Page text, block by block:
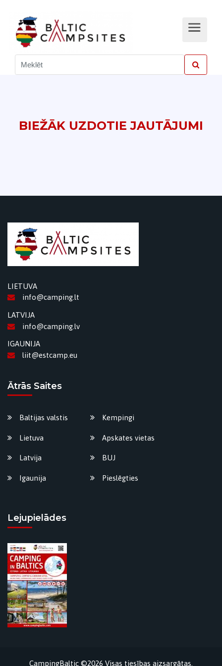
BIEŽĀK UZDOTIE JAUTĀJUMI
LIETUVA
info@camping.lt
LATVIJA
info@camping.lv
IGAUNIJA
liit@estcamp.eu
Ātrās Saites
Baltijas valstis
Lietuva
Latvija
Igaunija
Kempingi
Apskates vietas
BUJ
Pieslēgties
Lejupielādes
CampingBaltic ©2026 Visas tiesības aizsargātas.